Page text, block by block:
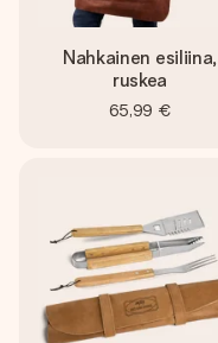
Nahkainen esiliina,
ruskea
65,99 €